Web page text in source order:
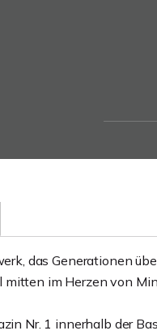
das Generationen
im Herzen von
Nr. 1 innerhalb der